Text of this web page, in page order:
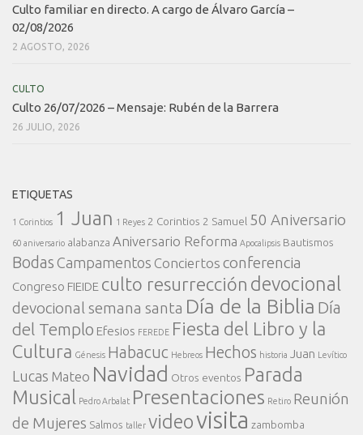
Culto familiar en directo. A cargo de Álvaro García –
02/08/2026
2 AGOSTO, 2026
CULTO
Culto 26/07/2026 – Mensaje: Rubén de la Barrera
26 JULIO, 2026
ETIQUETAS
1 Corintios 1 Juan 1 Reyes 2 Corintios 2 Samuel 50 Aniversario
60 aniversario alabanza Aniversario Reforma Apocalipsis Bautismos
Bodas Campamentos Conciertos conferencia
Congreso FIEIDE culto resurrección devocional
devocional semana santa Día de la Biblia Día
del Templo Efesios FEREDE Fiesta del Libro y la
Cultura Génesis Habacuc Hebreos Hechos historia Juan Levítico
Lucas Mateo Navidad Otros eventos Parada
Musical
Pedro Arbalat Presentaciones Retiro Reunión
de Mujeres Salmos taller videovisita zambomba